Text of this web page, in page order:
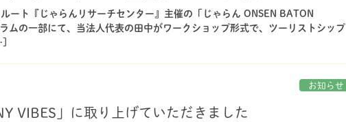
ート『じゃらんリサーチセンター』主催の「じゃらん ONSEN BATON
ムの一部にて、当法人代表の田中がワークショップ形式で、ツーリストシップ
お知らせ
VIBES」に取り上げていただきました